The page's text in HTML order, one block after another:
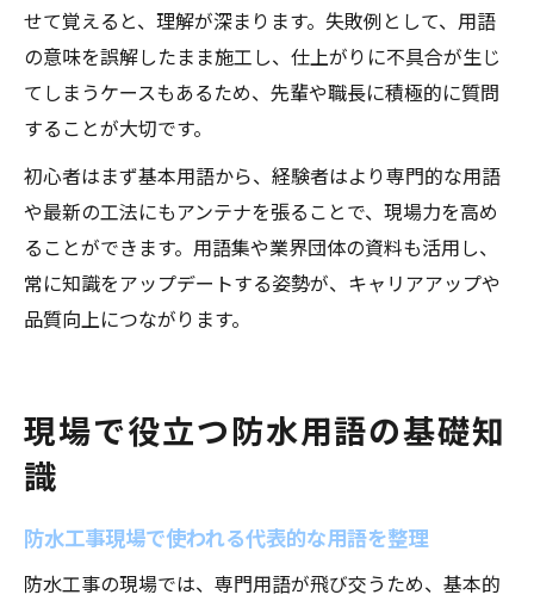
せて覚えると、理解が深まります。失敗例として、用語
の意味を誤解したまま施工し、仕上がりに不具合が生じ
てしまうケースもあるため、先輩や職長に積極的に質問
することが大切です。
初心者はまず基本用語から、経験者はより専門的な用語
や最新の工法にもアンテナを張ることで、現場力を高め
ることができます。用語集や業界団体の資料も活用し、
常に知識をアップデートする姿勢が、キャリアアップや
品質向上につながります。
現場で役立つ防水用語の基礎知
識
防水工事現場で使われる代表的な用語を整理
防水工事の現場では、専門用語が飛び交うため、基本的